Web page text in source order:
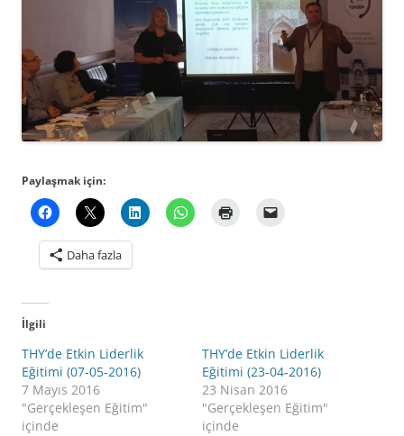
Paylaşmak için:
Daha fazla
İlgili
THY’de Etkin Liderlik
Eğitimi (07-05-2016)
7 Mayıs 2016
"Gerçekleşen Eğitim"
içinde
THY’de Etkin Liderlik
Eğitimi (23-04-2016)
23 Nisan 2016
"Gerçekleşen Eğitim"
içinde